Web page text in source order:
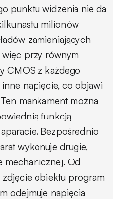
punktu widzenia nie da
milionów
zamieniających
więc przy równym
CMOS z każdego
napięcie, co objawi
mankament można
funkcją
Bezpośrednio
wykonuje drugie,
mechanicznej. Od
obiektu program
odejmuje napięcia